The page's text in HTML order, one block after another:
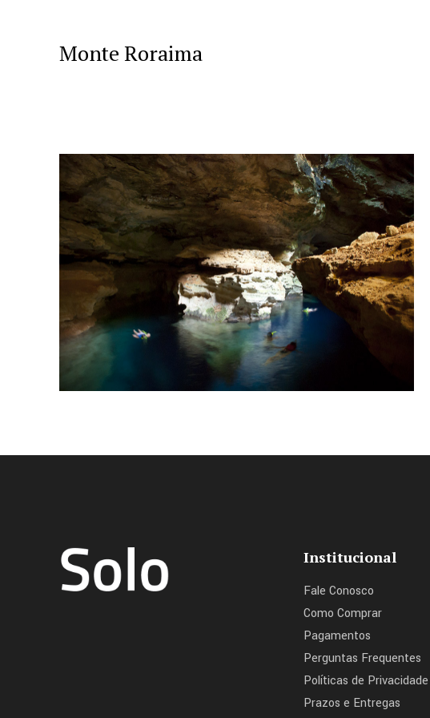
Monte Roraima
Institucional
Fale Conosco
Como Comprar
Pagamentos
Perguntas Frequentes
Políticas de Privacidade
Prazos e Entregas